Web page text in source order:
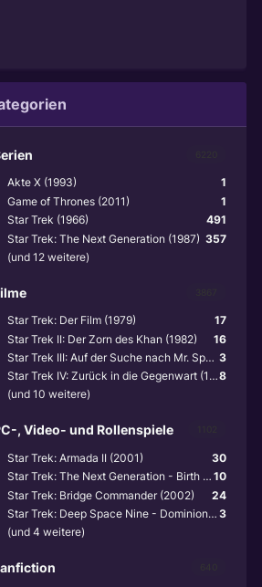
1
Akte X (1993)
1
Game of Thrones (2011)
491
Star Trek (1966)
357
Star Trek: The Next Generation (1987)
(und 12 weitere)
17
Star Trek: Der Film (1979)
16
Star Trek II: Der Zorn des Khan (1982)
3
Star Trek III: Auf der Suche nach Mr. Spock (1984)
8
Star Trek IV: Zurück in die Gegenwart (1986)
(und 10 weitere)
, Video- und Rollenspiele
30
Star Trek: Armada II (2001)
10
Star Trek: The Next Generation - Birth of the Federation (1999)
24
Star Trek: Bridge Commander (2002)
3
Star Trek: Deep Space Nine - Dominion Wars (2001)
(und 4 weitere)